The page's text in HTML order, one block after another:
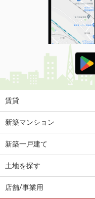
賃貸
新築マンション
新築一戸建て
土地を探す
店舗/事業用